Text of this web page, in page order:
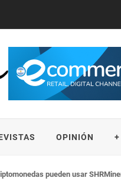
OPINIÓN +
pueden usar